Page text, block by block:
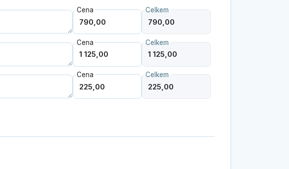
Cena Celkem
Cena Celkem
Cena Celkem